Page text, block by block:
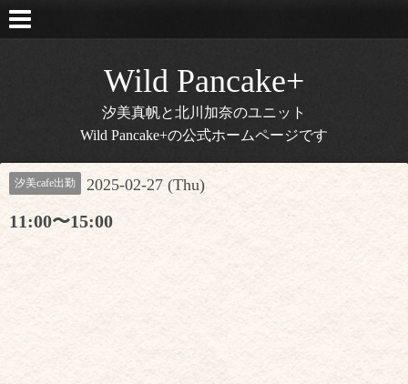
Wild Pancake+
汐美真帆と北川加奈のユニット
Wild Pancake+の公式ホームページです
汐美cafe出勤 2025-02-27 (Thu)
11:00〜15:00